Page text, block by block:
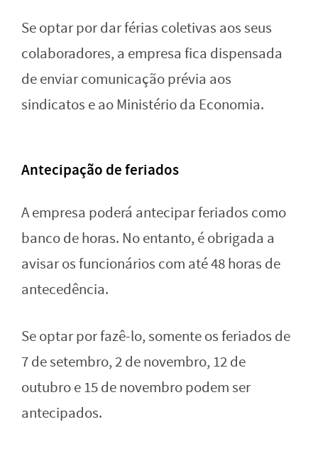
Se optar por dar férias coletivas aos seus
colaboradores, a empresa fica dispensada
de enviar comunicação prévia aos
sindicatos e ao Ministério da Economia.
Antecipação de feriados
A empresa poderá antecipar feriados como
banco de horas. No entanto, é obrigada a
avisar os funcionários com até 48 horas de
antecedência.
Se optar por fazê-lo, somente os feriados de
7 de setembro, 2 de novembro, 12 de
outubro e 15 de novembro podem ser
antecipados.